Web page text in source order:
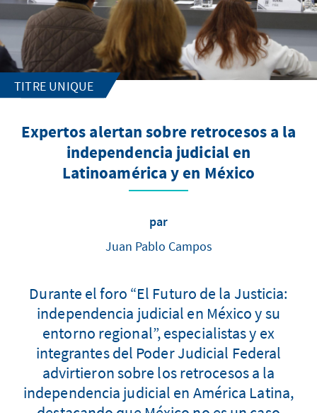
TITRE UNIQUE
Expertos alertan sobre retrocesos a la
independencia judicial en
Latinoamérica y en México
par
Juan Pablo Campos
Durante el foro “El Futuro de la Justicia:
independencia judicial en México y su
entorno regional”, especialistas y ex
integrantes del Poder Judicial Federal
advirtieron sobre los retrocesos a la
independencia judicial en América Latina,